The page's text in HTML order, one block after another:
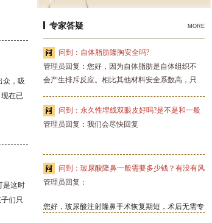
众，吸
在已
是这时
们只
MORE
专家答疑
问到：自体脂肪隆胸安全吗?
管理员回复：您好，因为自体脂肪是自体组织不
会产生排斥反应。相比其他材料安全系数高，只
湛，手术环境消毒严格，风险是可以有效规避
的。而且自体脂肪隆胸手感自然，和自身乳房一
不必要的风险，希望对您有所帮助。
问到：永久性埋线双眼皮好吗?是不是和一般
的埋线双眼皮的不一样啊？
管理员回复：我们会尽快回复
问到：玻尿酸隆鼻一般需要多少钱？有没有风
险?
管理员回复：
您好，玻尿酸注射隆鼻手术恢复期短，术后无需专